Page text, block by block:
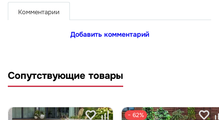
Комментарии
Добавить комментарий
Сопутствующие товары
− 62%